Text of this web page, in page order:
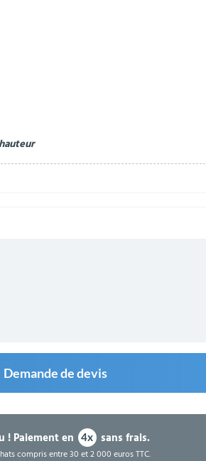
Demande de devis
!Paiement en 4x sans frais.
compris entre 30 et 2 000 euros TTC.